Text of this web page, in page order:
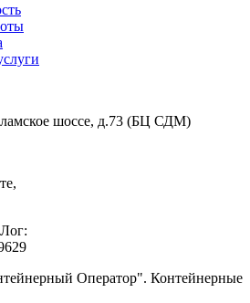
шоссе, д.73 (БЦ СДМ)
Оператор". Контейнерные